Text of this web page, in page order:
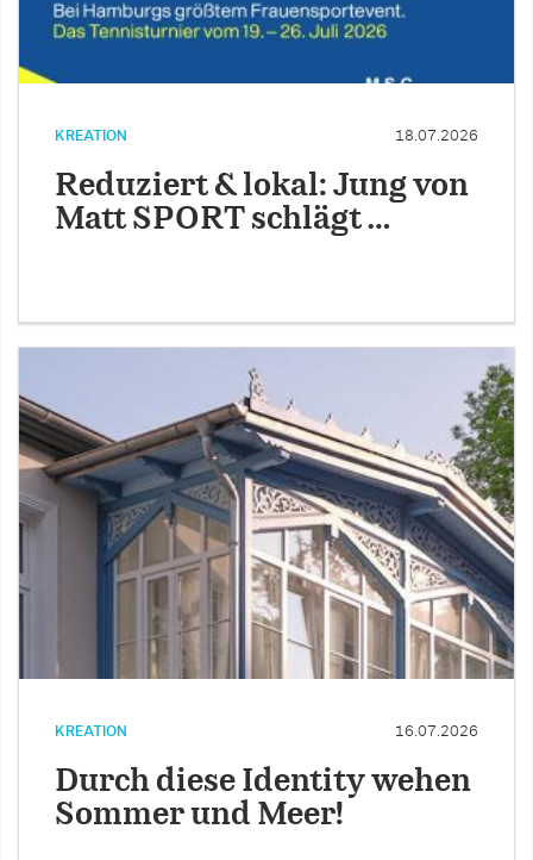
KREATION 18.07.2026
Reduziert & lokal: Jung von
Matt SPORT schlägt …
KREATION 16.07.2026
Durch diese Identity wehen
Sommer und Meer!